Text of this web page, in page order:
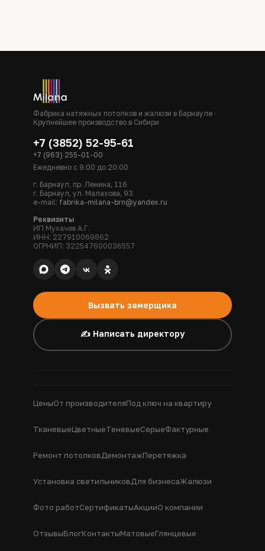
Фабрика натяжных потолков и жалюзи в Барнауле ·
Крупнейшее производство в Сибири
+7 (3852) 52-95-61
+7 (963) 255-01-00
Ежедневно с 9:00 до 20:00
г. Барнаул, пр. Ленина, 116
г. Барнаул, ул. Малахова, 93
e-mail: fabrika-milana-brn@yandex.ru
Реквизиты
ИП Мухачев А.Г.
ИНН: 227910069862
ОГРНИП: 322547600036557
Вызвать замерщика
✍️ Написать директору
ЦеныОт производителяПод ключ на квартиру
ТканевыеЦветныеТеневыеСерыеФактурные
Ремонт потолковДемонтажПеретяжка
Установка светильниковДля бизнесаЖалюзи
Фото работСертификатыАкцииО компании
ОтзывыБлогКонтактыМатовыеГлянцевые